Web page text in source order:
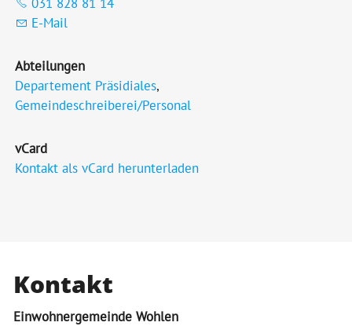
E-Mail
Abteilungen
Departement Präsidiales,
Gemeindeschreiberei/Personal
vCard
Kontakt als vCard herunterladen
Kontakt
Einwohnergemeinde Wohlen